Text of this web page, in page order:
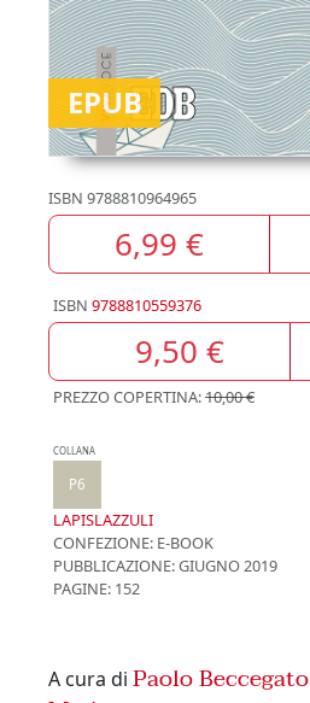
EPUB
ISBN 9788810964965
6,99 €
ISBN 9788810559376
9,50 €
PREZZO COPERTINA:10,00 €
COLLANA
P6
LAPISLAZZULI
CONFEZIONE: E-BOOK
PUBBLICAZIONE:GIUGNO 2019
PAGINE: 152
A cura di Paolo Beccegato